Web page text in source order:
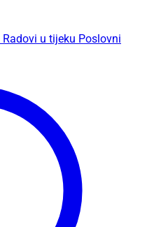
Radovi u tijeku Poslovni